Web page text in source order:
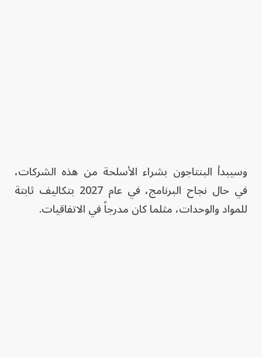
وسيبدأ البنتاجون بشراء الأسلحة من هذه الشركات،
في حال نجاح البرنامج، في عام 2027 بتكاليف ثابتة
للمواد والوحدات، مثلما كان مدرجاً في الاتفاقيات.